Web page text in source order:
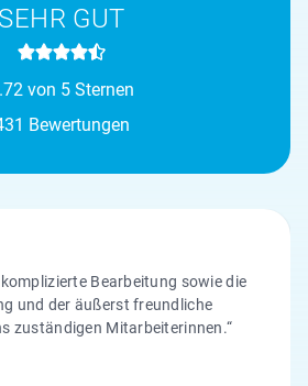
SEHR GUT
von 5 Sternen
Bewertungen
Bearbeitung sowie die
und der äußerst freundliche
zuständigen Mitarbeiterinnen.“